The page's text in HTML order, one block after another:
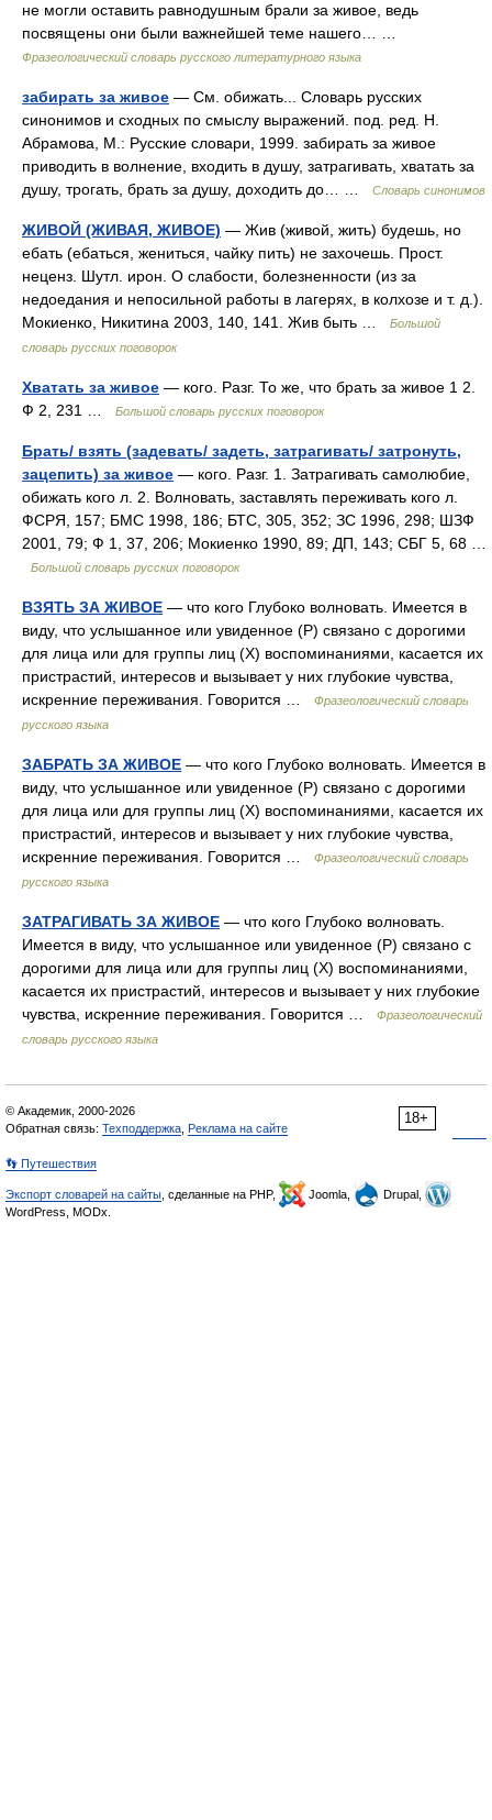
не могли оставить равнодушным брали за живое, ведь
посвящены они были важнейшей теме нашего… …
Фразеологический словарь русского литературного языка
забирать за живое — См. обижать... Словарь русских
синонимов и сходных по смыслу выражений. под. ред. Н.
Абрамова, М.: Русские словари, 1999. забирать за живое
приводить в волнение, входить в душу, затрагивать, хватать за
душу, трогать, брать за душу, доходить до… …
Словарь синонимов
ЖИВОЙ (ЖИВАЯ, ЖИВОЕ) — Жив (живой, жить) будешь, но
ебать (ебаться, жениться, чайку пить) не захочешь. Прост.
неценз. Шутл. ирон. О слабости, болезненности (из за
недоедания и непосильной работы в лагерях, в колхозе и т. д.).
Мокиенко, Никитина 2003, 140, 141. Жив быть …
Большой
словарь русских поговорок
Хватать за живое — кого. Разг. То же, что брать за живое 1 2.
Ф 2, 231 …
Большой словарь русских поговорок
Брать/ взять (задевать/ задеть, затрагивать/ затронуть,
зацепить) за живое — кого. Разг. 1. Затрагивать самолюбие,
обижать кого л. 2. Волновать, заставлять переживать кого л.
ФСРЯ, 157; БМС 1998, 186; БТС, 305, 352; ЗС 1996, 298; ШЗФ
2001, 79; Ф 1, 37, 206; Мокиенко 1990, 89; ДП, 143; СБГ 5, 68 …
Большой словарь русских поговорок
ВЗЯТЬ ЗА ЖИВОЕ — что кого Глубоко волновать. Имеется в
виду, что услышанное или увиденное (Р) связано с дорогими
для лица или для группы лиц (Х) воспоминаниями, касается их
пристрастий, интересов и вызывает у них глубокие чувства,
искренние переживания. Говорится …
Фразеологический словарь
русского языка
ЗАБРАТЬ ЗА ЖИВОЕ — что кого Глубоко волновать. Имеется в
виду, что услышанное или увиденное (Р) связано с дорогими
для лица или для группы лиц (Х) воспоминаниями, касается их
пристрастий, интересов и вызывает у них глубокие чувства,
искренние переживания. Говорится …
Фразеологический словарь
русского языка
ЗАТРАГИВАТЬ ЗА ЖИВОЕ — что кого Глубоко волновать.
Имеется в виду, что услышанное или увиденное (Р) связано с
дорогими для лица или для группы лиц (Х) воспоминаниями,
касается их пристрастий, интересов и вызывает у них глубокие
чувства, искренние переживания. Говорится …
Фразеологический
словарь русского языка
18+
© Академик, 2000-2026
Обратная связь: Техподдержка Реклама на сайте
👣 Путешествия
Экспорт словарей на сайты , сделанные на PHP, Joomla,
Drupal,
WordPress, MODx.